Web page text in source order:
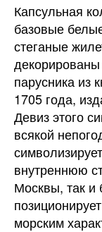
Капсульная
базовые
стеганые
парусника из
1705 года,
Девиз этого
всякой
внутреннюю
Москвы, так и
морским